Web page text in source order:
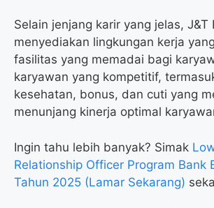
Selain jenjang karir yang jelas, J&T
menyediakan lingkungan kerja
fasilitas yang memadai bagi
karyawan yang kompetitif,
kesehatan, bonus, dan cuti yang
menunjang kinerja optimal
Ingin tahu lebih banyak? Simak
Relationship Officer Program Bank
Tahun 2025 (Lamar Sekarang)